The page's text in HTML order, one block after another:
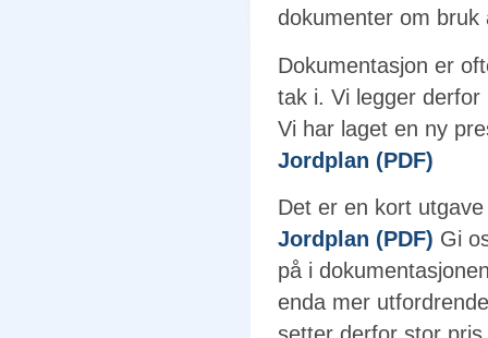
dokumenter om bruk
Dokumentasjon er
tak i. Vi legger
Vi har laget en ny
Jordplan (PDF)
Det er en kort
Jordplan (PDF) Gi
på i
enda mer